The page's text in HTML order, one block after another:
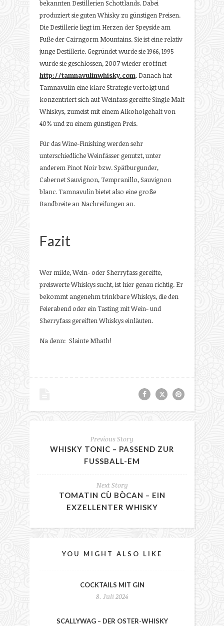
bekannten Destillerien Schottlands. Dabei
produziert sie guten Whisky zu günstigen Preisen.
Die Destillerie liegt im Herzen der Speyside am
Fuße der Cairngorm Mountains. Sie ist eine relativ
junge Destillerie. Gegründet wurde sie 1966, 1995
wurde sie geschlossen, 2007 wieder eröffnet
http://tamnavulinwhisky.com. Danach hat
Tamnavulin eine klare Strategie verfolgt und
konzentriert sich auf Weinfass gereifte Single Malt
Whiskys, zumeist mit einem Alkoholgehalt von
40% und zu einem günstigen Preis.
Für das Wine-Finishing werden sehr
unterschiedliche Weinfässer genutzt, unter
anderem Pinot Noir bzw. Spätburgunder,
Cabernet Sauvignon, Tempranillo, Sauvignon
blanc. Tamnavulin bietet also eine große
Bandbreite an Nachreifungen an.
Fazit
Wer milde, Wein- oder Sherryfass gereifte,
preiswerte Whiskys sucht, ist hier genau richtig. Er
bekommt angenehm trinkbare Whiskys, die den
Feierabend oder ein Tasting mit Wein- und
Sherryfass gereiften Whiskys einläuten.
Na denn: Slainte Mhath!
Previous Story
WHISKY TONIC – PASSEND ZUR
FUSSBALL-EM
Next Story
TOMATIN CÙ BÒCAN – EIN
EXZELLENTER WHISKY
YOU MIGHT ALSO LIKE
COCKTAILS MIT GIN
8. Juli 2024
SCALLYWAG – DER OSTER-WHISKY